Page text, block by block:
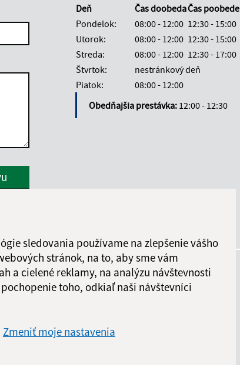
sledovania používame na zlepšenie vášho
stránok, na to, aby sme vám
a cielené reklamy, na analýzu návštevnosti
toho, odkiaľ naši návštevníci
Zmeniť moje nastavenia
Deň Čas doobedaČas poobede
Pondelok:
08:00 - 12:00 12:30 - 15:00
Utorok:
08:00 - 12:00 12:30 - 15:00
Streda:
08:00 - 12:00 12:30 - 17:00
Štvrtok:
nestránkový deň
Piatok:
08:00 - 12:00
Obedňajšia prestávka: 12:00 - 12:30